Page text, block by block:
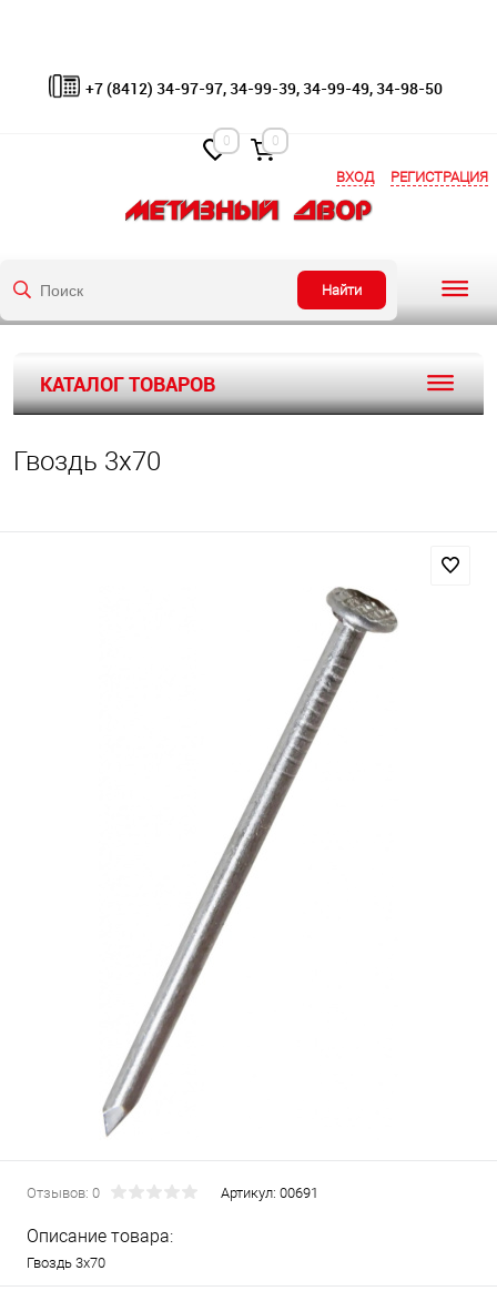
ВХОД РЕГИСТРАЦИЯ
Найти
+7 (8412) 34-97-97, 34-99-39, 34-99-49, 34-98-50
0 0
КАТАЛОГ ТОВАРОВ
Гвоздь 3х70
Отзывов: 0 Артикул: 00691
Описание товара:
Гвоздь 3х70